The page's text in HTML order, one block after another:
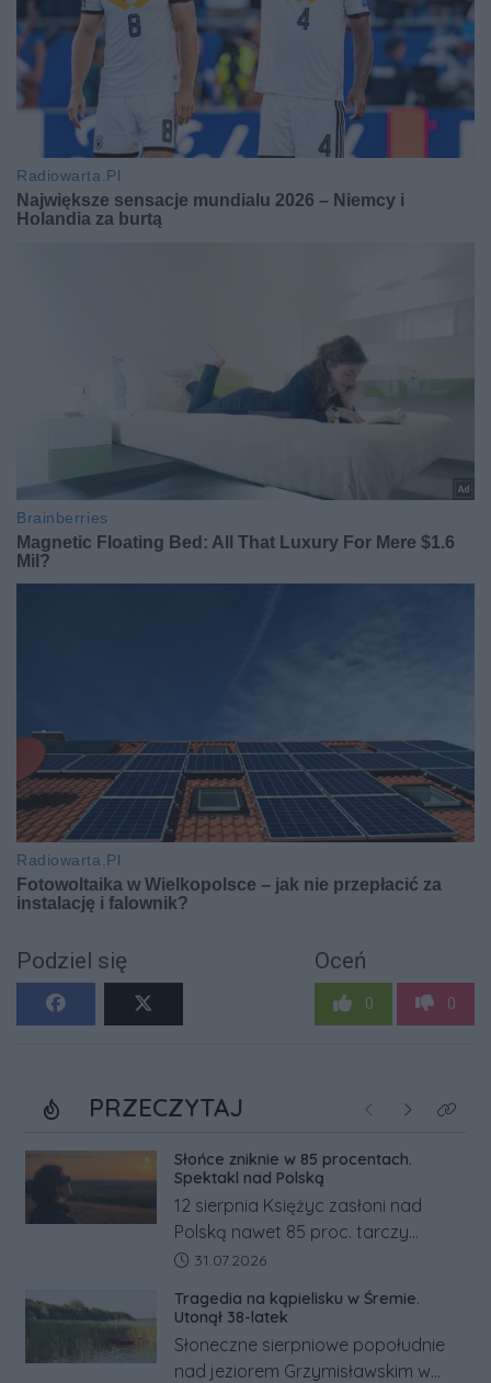
Podziel się Oceń
0 0
PRZECZYTAJ Poprzednie
NastępneKliknij
Słońce zniknie w 85 procentach.
Spektakl nad Polską
12 sierpnia Księżyc zasłoni nad
Polską nawet 85 proc. tarczy
Słońca. Największe zaćmienie od 27
zachodem.
Data dodania artykułu:
31.07.2026
Tragedia na kąpielisku w Śremie.
Utonął 38-latek
Słoneczne sierpniowe popołudnie
nad jeziorem Grzymisławskim w